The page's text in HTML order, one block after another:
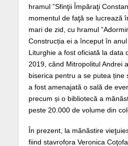
hramul ”Sfinţii Împăraţi
momentul de faţă se lucrează
mari de zid, cu hramul
Construcția ei a început în
Liturghie a fost oficiată la data
2019, când Mitropolitul Andrei
biserica pentru a se putea ține
a fost amenajată o sală de
precum și o bibliotecă a
peste 20.000 de volume din
În prezent, la mănăstire
fiind stavrofora Veronica